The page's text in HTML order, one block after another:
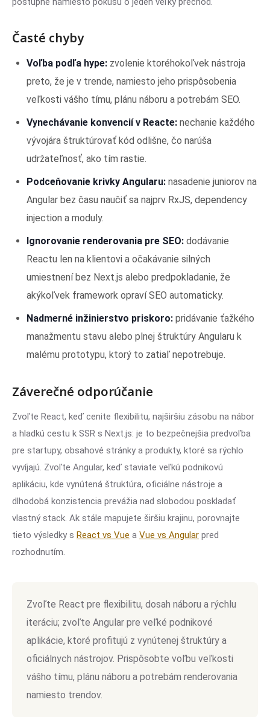
Časté chyby
Voľba podľa hype: zvolenie ktoréhokoľvek nástroja
preto, že je v trende, namiesto jeho prispôsobenia
veľkosti vášho tímu, plánu náboru a potrebám SEO.
Vynechávanie konvencií v Reacte: nechanie každého
vývojára štruktúrovať kód odlišne, čo narúša
udržateľnosť, ako tím rastie.
Podceňovanie krivky Angularu: nasadenie juniorov na
Angular bez času naučiť sa najprv RxJS, dependency
injection a moduly.
Ignorovanie renderovania pre SEO: dodávanie
Reactu len na klientovi a očakávanie silných
umiestnení bez Next.js alebo predpokladanie, že
akýkoľvek framework opraví SEO automaticky.
Nadmerné inžinierstvo priskoro: pridávanie ťažkého
manažmentu stavu alebo plnej štruktúry Angularu k
malému prototypu, ktorý to zatiaľ nepotrebuje.
Záverečné odporúčanie
Zvoľte React, keď cenite flexibilitu, najširšiu zásobu na nábor
a hladkú cestu k SSR s Next.js: je to bezpečnejšia predvoľba
pre startupy, obsahové stránky a produkty, ktoré sa rýchlo
vyvíjajú. Zvoľte Angular, keď staviate veľkú podnikovú
aplikáciu, kde vynútená štruktúra, oficiálne nástroje a
dlhodobá konzistencia prevážia nad slobodou poskladať
vlastný stack. Ak stále mapujete širšiu krajinu, porovnajte
tieto výsledky s React vs Vue a Vue vs Angular pred
rozhodnutím.
Zvoľte React pre flexibilitu, dosah náboru a rýchlu
iteráciu; zvoľte Angular pre veľké podnikové
aplikácie, ktoré profitujú z vynútenej štruktúry a
oficiálnych nástrojov. Prispôsobte voľbu veľkosti
vášho tímu, plánu náboru a potrebám renderovania
namiesto trendov.